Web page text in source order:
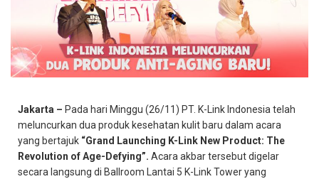
Jakarta – Pada hari Minggu (26/11) PT. K-Link Indonesia telah
meluncurkan dua produk kesehatan kulit baru dalam acara
yang bertajuk “Grand Launching K-Link New Product: The
Revolution of Age-Defying”. Acara akbar tersebut digelar
secara langsung di Ballroom Lantai 5 K-Link Tower yang